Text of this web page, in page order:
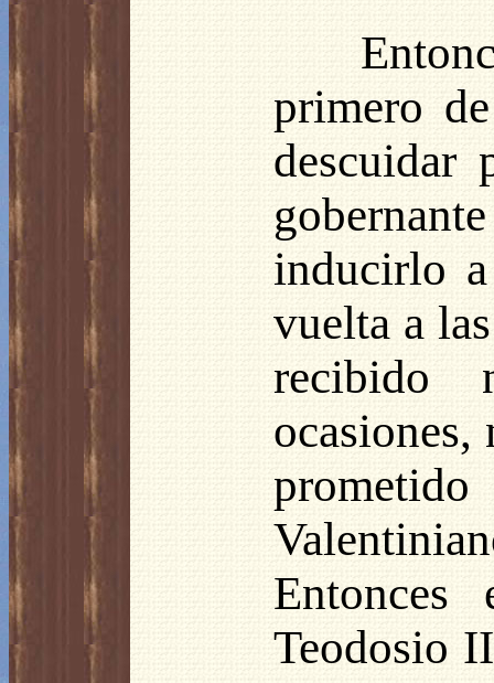
primero
descuidar
inducirlo
vuelta a
recibido
ocasiones,
Teodosio